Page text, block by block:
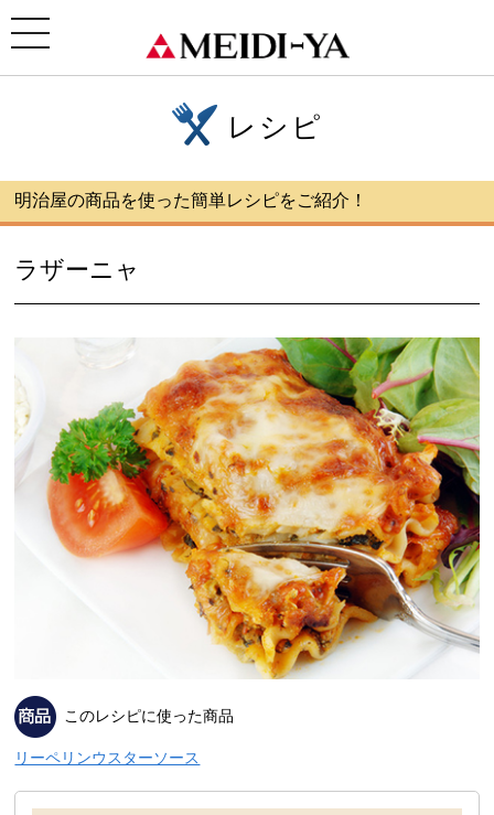
toggle
navigation
レシピ
明治屋の商品を使った簡単レシピをご紹介！
ラザーニャ
このレシピに使った商品
リーペリンウスターソース